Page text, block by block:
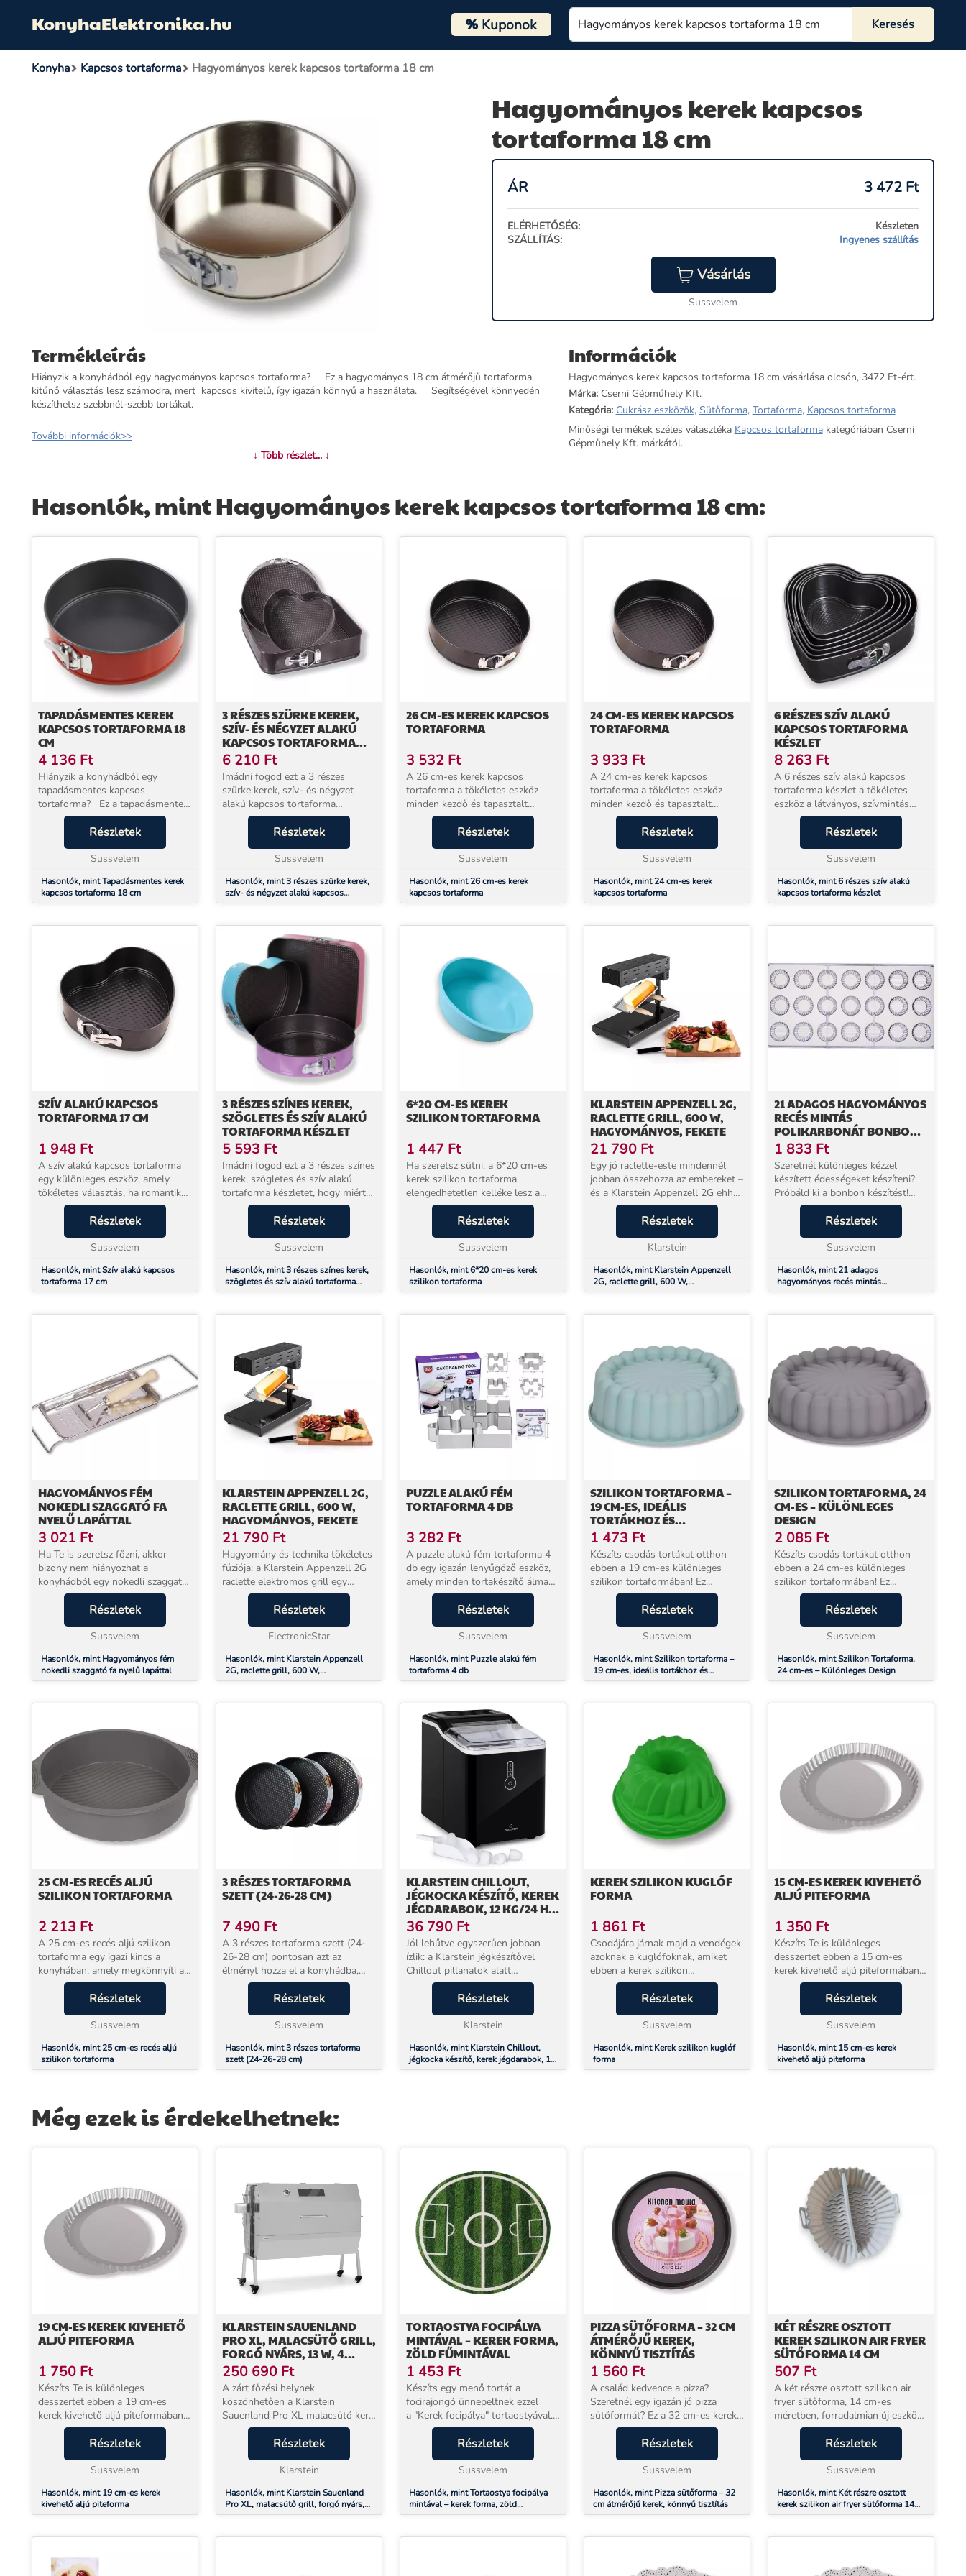
KonyhaElektronika.hu %Kuponok
Konyha Kapcsos tortaforma Hagyományos kerek kapcsos tortaforma 18 cm
Hagyományos kerek kapcsos
tortaforma 18 cm
ÁR 3 472 Ft
ELÉRHETŐSÉG:
Készleten
SZÁLLÍTÁS:
Ingyenes szállítás
Vásárlás
Sussvelem
Termékleírás
Hiányzik a konyhádból egy hagyományos kapcsos tortaforma? Ez a hagyományos 18 cm átmérőjű tortaforma
kitűnő választás lesz számodra, mert kapcsos kivitelű, így igazán könnyű a használata. Segítségével könnyedén
készíthetsz szebbnél-szebb tortákat.
További információk>>
↓ Több részlet... ↓
Információk
Hagyományos kerek kapcsos tortaforma 18 cm vásárlása olcsón, 3472 Ft-ért.
Márka:Cserni Gépműhely Kft.
Kategória: Cukrász eszközök, Sütőforma, Tortaforma, Kapcsos tortaforma
Minőségi termékek széles választéka Kapcsos tortaformakategóriában Cserni
Gépműhely Kft. márkától.
Hasonlók, mint Hagyományos kerek kapcsos tortaforma 18 cm:
TAPADÁSMENTES KEREK
KAPCSOS TORTAFORMA 18
CM
4 136 Ft
Hiányzik a konyhádból egy
tapadásmentes kapcsos
tortaforma? Ez a tapadásmentes
18 cm átmérőjű tortaforma kitűnő
választás lesz számodra,
mert kapcsos kivitelű, így igazán
könnyű a használata. Tapa...
Részletek
Sussvelem
Hasonlók, mint Tapadásmentes kerek
kapcsos tortaforma 18 cm
3 RÉSZES SZÜRKE KEREK,
SZÍV- ÉS NÉGYZET ALAKÚ
KAPCSOS TORTAFORMA
KÉSZLET
6 210 Ft
Imádni fogod ezt a 3 részes
szürke kerek, szív- és négyzet
alakú kapcsos tortaforma
készletet. Hogy miért? Mert
praktikus segítséged lesz a sütés
során, amikor nem használod
egymásba he...
Részletek
Sussvelem
Hasonlók, mint 3 részes szürke kerek,
szív- és négyzet alakú kapcsos
tortaforma készlet
26 CM-ES KEREK KAPCSOS
TORTAFORMA
3 532 Ft
A 26 cm-es kerek kapcsos
tortaforma a tökéletes eszköz
minden kezdő és tapasztalt
cukrász számára. Ha eddig mindig
nehézségeid voltak a torták
formázásával, akkor most itt a
lehetőség, hogy egy igazán...
Részletek
Sussvelem
Hasonlók, mint 26 cm-es kerek
kapcsos tortaforma
24 CM-ES KEREK KAPCSOS
TORTAFORMA
3 933 Ft
A 24 cm-es kerek kapcsos
tortaforma a tökéletes eszköz
minden kezdő és tapasztalt
cukrász számára. Ha eddig mindig
nehézségeid voltak a torták
formázásával, akkor most itt a
lehetőség, hogy egy igazán...
Részletek
Sussvelem
Hasonlók, mint 24 cm-es kerek
kapcsos tortaforma
6 RÉSZES SZÍV ALAKÚ
KAPCSOS TORTAFORMA
KÉSZLET
8 263 Ft
A 6 részes szív alakú kapcsos
tortaforma készlet a tökéletes
eszköz a látványos, szívmintás
torták készítéséhez. Ha szereted a
kreatív sütést, akkor ez a készlet
igazi segítséged lesz. A készlet 6
Részletek
Sussvelem
Hasonlók, mint 6 részes szív alakú
kapcsos tortaforma készlet
SZÍV ALAKÚ KAPCSOS
TORTAFORMA 17 CM
1 948 Ft
A szív alakú kapcsos tortaforma
egy különleges eszköz, amely
tökéletes választás, ha romantikus
süteményekkel szeretnéd
elkápráztatni szeretteidet. Ez a
tortaforma nemcsak a különleges
megjelenésével,...
Részletek
Sussvelem
Hasonlók, mint Szív alakú kapcsos
tortaforma 17 cm
3 RÉSZES SZÍNES KEREK,
SZÖGLETES ÉS SZÍV ALAKÚ
TORTAFORMA KÉSZLET
5 593 Ft
Imádni fogod ezt a 3 részes színes
kerek, szögletes és szív alakú
tortaforma készletet, hogy miért?
sütés során amikor nem
használod egymásba helyezve
Részletek
Sussvelem
Hasonlók, mint 3 részes színes kerek,
szögletes és szív alakú tortaforma
készlet
6*20 CM-ES KEREK
SZILIKON TORTAFORMA
1 447 Ft
Ha szeretsz sütni, a 6*20 cm-es
kerek szilikon tortaforma
elengedhetetlen kelléke lesz a
konyhádnak! Ez a praktikus,
rugalmas és hőálló forma
megváltoztatja a sütési élményt,
hiszen a sütemények könny...
Részletek
Sussvelem
Hasonlók, mint 6*20 cm-es kerek
szilikon tortaforma
KLARSTEIN APPENZELL 2G,
RACLETTE GRILL, 600 W,
HAGYOMÁNYOS, FEKETE
21 790 Ft
Egy jó raclette-este mindennél
jobban összehozza az embereket –
és a Klarstein Appenzell 2G ehhez
ad tökéletes alapot. A gránit
természetes kőlap, a nyolc egyéni
raclette-serpenyő és a 600 W-os
Részletek
Klarstein
Hasonlók, mint Klarstein Appenzell
2G, raclette grill, 600 W,
hagyományos, fekete
21 ADAGOS HAGYOMÁNYOS
RECÉS MINTÁS
POLIKARBONÁT BONBON
FORMA
1 833 Ft
Szeretnél különleges kézzel
készített édességeket készíteni?
Próbáld ki a bonbon készítést!
Bonbont készíteni sokkal
egyszerűbb, mint gondolnád!
Ebben a 21 adagos hagyományos
recés mintás polikarbonát...
Részletek
Sussvelem
Hasonlók, mint 21 adagos
hagyományos recés mintás
polikarbonát bonbon forma
HAGYOMÁNYOS FÉM
NOKEDLI SZAGGATÓ FA
NYELŰ LAPÁTTAL
3 021 Ft
Ha Te is szeretsz főzni, akkor
bizony nem hiányozhat a
konyhádból egy nokedli szaggató.
Ez a Hagyományos fém nokedli
szaggató fa nyelű lapáttal a
kedvenced lesz! Segítségével
tökéletes, egyforma mér...
Részletek
Sussvelem
Hasonlók, mint Hagyományos fém
nokedli szaggató fa nyelű lapáttal
KLARSTEIN APPENZELL 2G,
RACLETTE GRILL, 600 W,
HAGYOMÁNYOS, FEKETE
21 790 Ft
Hagyomány és technika tökéletes
fúziója: a Klarstein Appenzell 2G
raclette elektromos grill egy
tökéletes partner a sikeres raclette
esthez barátainkkal,
szomszédjainkkal, partnerünkkel,
vagy az egész...
Részletek
ElectronicStar
Hasonlók, mint Klarstein Appenzell
2G, raclette grill, 600 W,
hagyományos, fekete
PUZZLE ALAKÚ FÉM
TORTAFORMA 4 DB
3 282 Ft
A puzzle alakú fém tortaforma 4
db egy igazán lenyűgöző eszköz,
amely minden tortakészítő álma
lehet! Ezzel a formakészlettel
nemcsak a süteményeket, hanem
az ünnepeket is különlegessé
teheted. A négy...
Részletek
Sussvelem
Hasonlók, mint Puzzle alakú fém
tortaforma 4 db
SZILIKON TORTAFORMA –
19 CM-ES, IDEÁLIS
TORTÁKHOZ ÉS
SÜTEMÉNYEKHEZ
1 473 Ft
Készíts csodás tortákat otthon
ebben a 19 cm-es különleges
szilikon tortaformában! Ez
a szilikon tortaforma remek
segítséged lesz a konyhában:
Rugalmas, magas minőségű
szilikon anyagának
Részletek
Sussvelem
Hasonlók, mint Szilikon tortaforma –
19 cm-es, ideális tortákhoz és
süteményekhez
SZILIKON TORTAFORMA, 24
CM-ES – KÜLÖNLEGES
DESIGN
2 085 Ft
Készíts csodás tortákat otthon
ebben a 24 cm-es különleges
szilikon tortaformában! Ez
a szilikon tortaforma remek
segítséged lesz a konyhában:
Rugalmas, magas minőségű
szilikon anyagának köszönh...
Részletek
Sussvelem
Hasonlók, mint Szilikon Tortaforma,
24 cm-es – Különleges Design
25 CM-ES RECÉS ALJÚ
SZILIKON TORTAFORMA
2 213 Ft
A 25 cm-es recés aljú szilikon
tortaforma egy igazi kincs a
konyhában, amely megkönnyíti a
sütést és lehetővé teszi, hogy
lenyűgöző desszerteket készíts.
Ha eddig küzdöttél a torták
elkészítésével, mo...
Részletek
Sussvelem
Hasonlók, mint 25 cm-es recés aljú
szilikon tortaforma
3 RÉSZES TORTAFORMA
SZETT (24-26-28 CM)
7 490 Ft
A 3 részes tortaforma szett (24-
26-28 cm) pontosan azt az
élményt hozza el a konyhádba,
amitől a sütés nem kötelezettség,
hanem tiszta boldogság lesz.
Amikor előveszed ezt a szettet,
már az első pilla...
Részletek
Sussvelem
Hasonlók, mint 3 részes tortaforma
szett (24-26-28 cm)
KLARSTEIN CHILLOUT,
JÉGKOCKA KÉSZÍTŐ, KEREK
JÉGDARABOK, 12 KG/24 H,
VÍZTARTÁLY: 1,5 L, FEKETE
36 790 Ft
Jól lehűtve egyszerűen jobban
ízlik: a Klarstein jégkészítővel
Chillout pillanatok alatt
jégkockákat készíthet italaihoz.A
nagy teljesítményű jégkészítő
Chillout akár napi 12 kg jeget is
képes előállí...
Részletek
Klarstein
Hasonlók, mint Klarstein Chillout,
jégkocka készítő, kerek jégdarabok, 12
kg/24 h, víztartály: 1,5 L, fekete
KEREK SZILIKON KUGLÓF
FORMA
1 861 Ft
Csodájára járnak majd a vendégek
azoknak a kuglófoknak, amiket
ebben a kerek szilikon
sütőformában készítesz!
Igazán látványos lesz az elkészült
kuglóf, mert az oldalát szép
minta díszíti majd. Ke...
Részletek
Sussvelem
Hasonlók, mint Kerek szilikon kuglóf
forma
15 CM-ES KEREK KIVEHETŐ
ALJÚ PITEFORMA
1 350 Ft
Készíts Te is különleges
desszertet ebben a 15 cm-es
kerek kivehető aljú piteformában!
A forma alja kivehető, így
egyszerűen el tudod távolítani a
formából a megsült pitetésztát.
Mielőtt beletennénk ...
Részletek
Sussvelem
Hasonlók, mint 15 cm-es kerek
kivehető aljú piteforma
Még ezek is érdekelhetnek:
19 CM-ES KEREK KIVEHETŐ
ALJÚ PITEFORMA
1 750 Ft
Készíts Te is különleges
desszertet ebben a 19 cm-es
kerek kivehető aljú piteformában!
A forma alja kivehető, így
egyszerűen el tudod távolítani a
formából a megsült pitetésztát.
Mielőtt belete...
Részletek
Sussvelem
Hasonlók, mint 19 cm-es kerek
kivehető aljú piteforma
KLARSTEIN SAUENLAND
PRO XL, MALACSÜTŐ GRILL,
FORGÓ NYÁRS, 13 W, 4
KERÉK, ROZSDAMENTES
ACÉL
250 690 Ft
A zárt főzési helynek
köszönhetően a Klarstein
Sauenland Pro XL malacsütő kerti
grill lenyűgöz lédús finomságaival
és rendkívül puha húsával. Forgó
grillel, grillrácsal és szilárd
rozsdamentes acélláb...
Részletek
Klarstein
Hasonlók, mint Klarstein Sauenland
Pro XL, malacsütő grill, forgó nyárs,
13 W, 4 kerék, rozsdamentes acél
TORTAOSTYA FOCIPÁLYA
MINTÁVAL – KEREK FORMA,
ZÖLD FŰMINTÁVAL
1 453 Ft
Készíts egy menő tortát a
focirajongó ünnepeltnek ezzel
a "Kerek focipálya" tortaostyával.
Szeretnéd elkápráztatni az
ünnepeltet és a vendégsereget
egy igazán szép tortával?
Könnyen és ...
Részletek
Sussvelem
Hasonlók, mint Tortaostya focipálya
mintával – kerek forma, zöld
fűmintával
PIZZA SÜTŐFORMA – 32 CM
ÁTMÉRŐJŰ KEREK,
KÖNNYŰ TISZTÍTÁS
1 560 Ft
A család kedvence a pizza?
Szeretnél egy igazán jó pizza
sütőformát? Ez a 32 cm-es kerek
pizza sütő forma a kedvenced lesz.
A speciális bevonatának
köszönhetően a tészta nem ragad
le. Vigyázz, hogy a ...
Részletek
Sussvelem
Hasonlók, mint Pizza sütőforma – 32
cm átmérőjű kerek, könnyű tisztítás
KÉT RÉSZRE OSZTOTT
KEREK SZILIKON AIR FRYER
SÜTŐFORMA 14 CM
507 Ft
A két részre osztott szilikon air
fryer sütőforma, 14 cm-es
méretben, forradalmian új eszköz,
amely segít a főzés
egyszerűsítésében, miközben az
étkezéseket izgalmasabbá és
egészségesebbé teszi. Az in...
Részletek
Sussvelem
Hasonlók, mint Két részre osztott
kerek szilikon air fryer sütőforma 14
cm